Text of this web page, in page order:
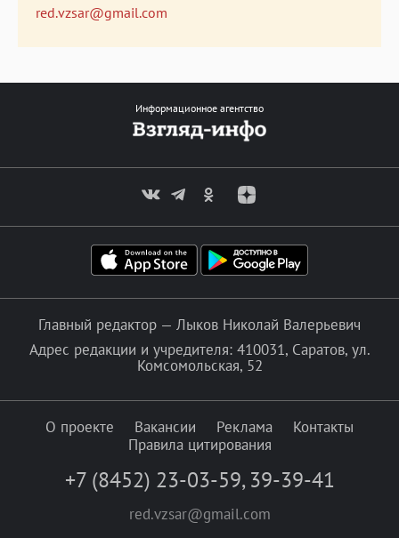
red.vzsar@gmail.com
Информационное агентство
Главный редактор — Лыков Николай Валерьевич
Адрес редакции и учредителя: 410031, Саратов, ул.
Комсомольская, 52
О проекте Вакансии Реклама
Контакты
Правила цитирования
+7 (8452) 23-03-59, 39-39-41
red.vzsar@gmail.com